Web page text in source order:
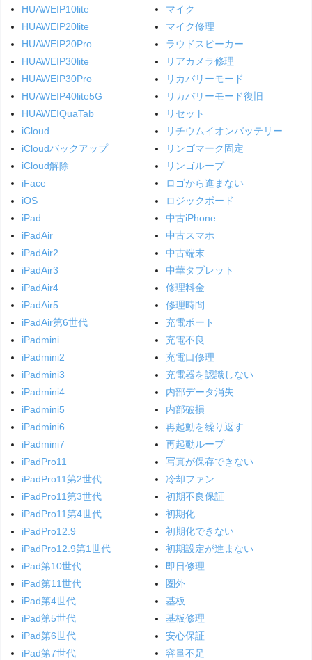
HUAWEIP10lite
HUAWEIP20lite
HUAWEIP20Pro
HUAWEIP30lite
HUAWEIP30Pro
HUAWEIP40lite5G
HUAWEIQuaTab
iCloud
iCloudバックアップ
iCloud解除
iFace
iOS
iPad
iPadAir
iPadAir2
iPadAir3
iPadAir4
iPadAir5
iPadAir第6世代
iPadmini
iPadmini2
iPadmini3
iPadmini4
iPadmini5
iPadmini6
iPadmini7
iPadPro11
iPadPro11第2世代
iPadPro11第3世代
iPadPro11第4世代
iPadPro12.9
iPadPro12.9第1世代
iPad第10世代
iPad第11世代
iPad第4世代
iPad第5世代
iPad第6世代
iPad第7世代
マイク
マイク修理
ラウドスピーカー
リアカメラ修理
リカバリーモード
リカバリーモード復旧
リセット
リチウムイオンバッテリー
リンゴマーク固定
リンゴループ
ロゴから進まない
ロジックボード
中古iPhone
中古スマホ
中古端末
中華タブレット
修理料金
修理時間
充電ポート
充電不良
充電口修理
充電器を認識しない
内部データ消失
内部破損
再起動を繰り返す
再起動ループ
写真が保存できない
冷却ファン
初期不良保証
初期化
初期化できない
初期設定が進まない
即日修理
圏外
基板
基板修理
安心保証
容量不足